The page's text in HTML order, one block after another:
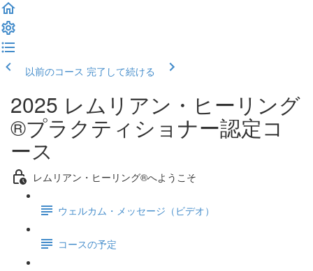
以前のコース 完了して続ける
2025 レムリアン・ヒーリング
®プラクティショナー認定コ
ース
レムリアン・ヒーリング®へようこそ
ウェルカム・メッセージ（ビデオ）
コースの予定